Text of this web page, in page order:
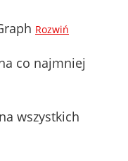
Rozwiń
co najmniej
wszystkich